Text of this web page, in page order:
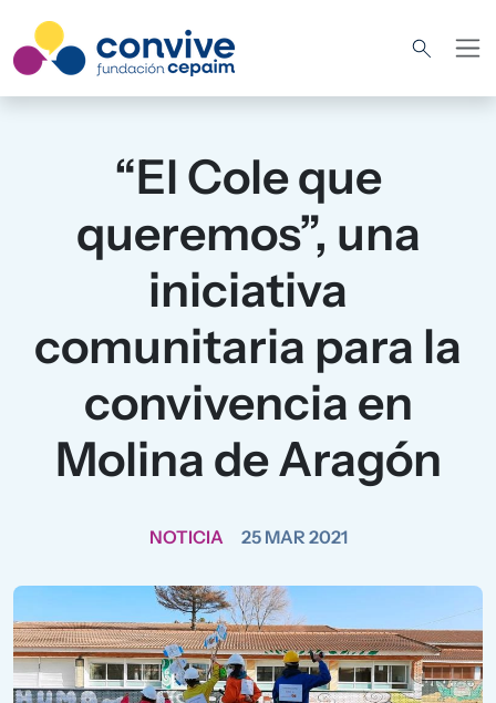
“El Cole que
queremos”, una
iniciativa
comunitaria para la
convivencia en
Molina de Aragón
NOTICIA 25 MAR 2021